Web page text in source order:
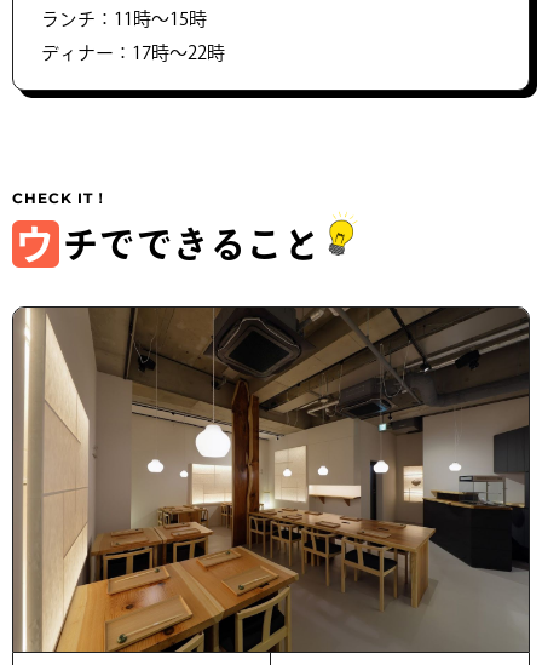
ランチ：11時～15時
ディナー：17時～22時
ウ チでできること